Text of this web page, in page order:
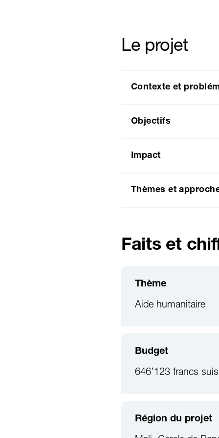
Le projet
Contexte et
Objectifs
Impact
Thèmes et
Faits et
Thème
Aide humanitaire
Budget
646’123 francs
Région du projet